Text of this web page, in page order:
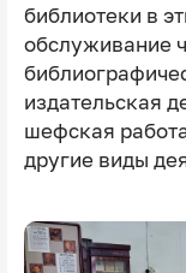
библиотеки в
обслуживание
издательская
шефская
другие виды